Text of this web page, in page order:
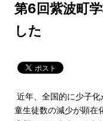
第6回紫波町
した
近年、全国的に少子
童生徒数の減少が顕在